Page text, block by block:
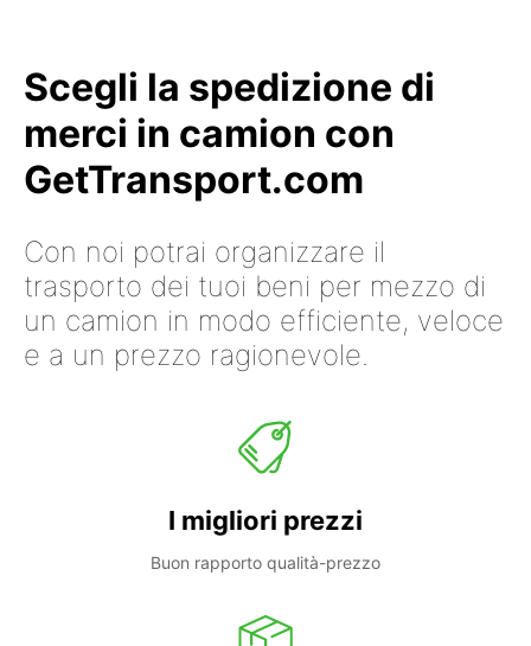
Scegli la spedizione di
merci in camion con
GetTransport.com
Con noi potrai organizzare il
trasporto dei tuoi beni per mezzo di
un camion in modo efficiente, veloce
e a un prezzo ragionevole.
I migliori prezzi
Buon rapporto qualità-prezzo